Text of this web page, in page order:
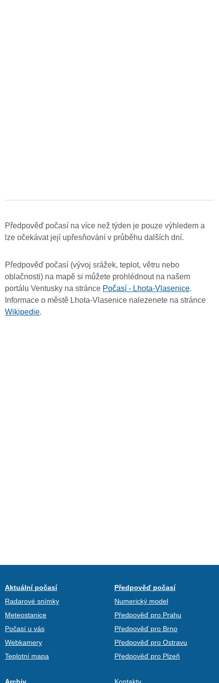
Předpověď počasí na více než týden je pouze výhledem a
lze očekávat její upřesňování v průběhu dalších dní.
Předpověď počasí (vývoj srážek, teplot, větru nebo
oblačnosti) na mapě si můžete prohlédnout na našem
portálu Ventusky na stránce Počasí - Lhota-Vlasenice.
Informace o městě Lhota-Vlasenice nalezenete na stránce
Wikipedie.
Aktuální počasí
Radarové snímky
Meteostanice
Počasí u vás
Webkamery
Teplotní mapa
Předpověď počasí
Numerický model
Předpověď pro Prahu
Předpověď pro Brno
Předpověď pro Ostravu
Předpověď pro Plzeň